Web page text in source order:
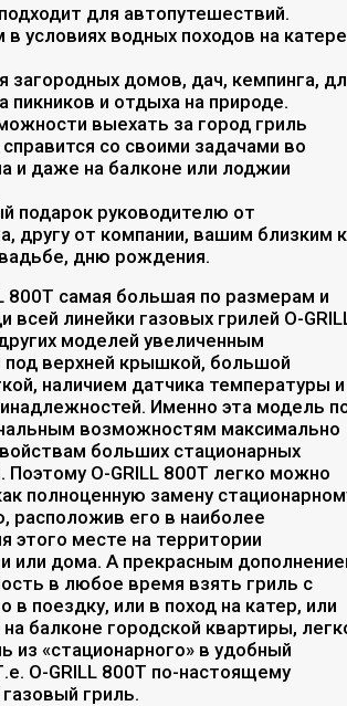
для автопутешествий.
условиях водных походов на
загородных домов, дач, кемпинга,
пикников и отдыха на природе.
выехать за город гриль
со своими задачами во
и даже на балконе или лоджии
подарок руководителю от
другу от компании, вашим близким к
дню рождения.
800T самая большая по размерам и
всей линейки газовых грилей O-
моделей увеличенным
под верхней крышкой, большой
наличием датчика температуры и
Именно эта модель
возможностям максимально
больших стационарных
Поэтому O-GRILL 800T легко можно
полноценную замену
расположив его в наиболее
этого месте на территории
или дома. А прекрасным
в любое время взять гриль с
в поездку, или в поход на катер, или
балконе городской квартиры,
из «стационарного» в удобный
O-GRILL 800T по-настоящему
гриль.